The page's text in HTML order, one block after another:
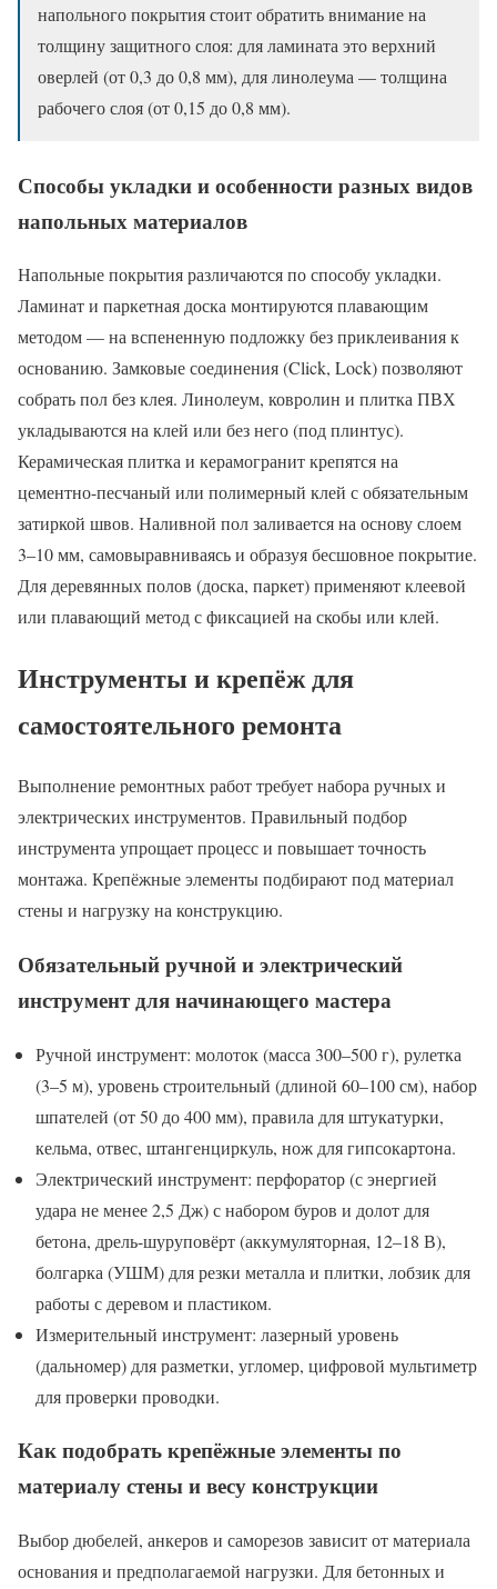
напольного покрытия стоит обратить внимание на
толщину защитного слоя: для ламината это верхний
оверлей (от 0,3 до 0,8 мм), для линолеума — толщина
рабочего слоя (от 0,15 до 0,8 мм).
Способы укладки и особенности разных видов
напольных материалов
Напольные покрытия различаются по способу укладки.
Ламинат и паркетная доска монтируются плавающим
методом — на вспененную подложку без приклеивания к
основанию. Замковые соединения (Click, Lock) позволяют
собрать пол без клея. Линолеум, ковролин и плитка ПВХ
укладываются на клей или без него (под плинтус).
Керамическая плитка и керамогранит крепятся на
цементно-песчаный или полимерный клей с обязательным
затиркой швов. Наливной пол заливается на основу слоем
3–10 мм, самовыравниваясь и образуя бесшовное покрытие.
Для деревянных полов (доска, паркет) применяют клеевой
или плавающий метод с фиксацией на скобы или клей.
Инструменты и крепёж для
самостоятельного ремонта
Выполнение ремонтных работ требует набора ручных и
электрических инструментов. Правильный подбор
инструмента упрощает процесс и повышает точность
монтажа. Крепёжные элементы подбирают под материал
стены и нагрузку на конструкцию.
Обязательный ручной и электрический
инструмент для начинающего мастера
Ручной инструмент: молоток (масса 300–500 г), рулетка
(3–5 м), уровень строительный (длиной 60–100 см), набор
шпателей (от 50 до 400 мм), правила для штукатурки,
кельма, отвес, штангенциркуль, нож для гипсокартона.
Электрический инструмент: перфоратор (с энергией
удара не менее 2,5 Дж) с набором буров и долот для
бетона, дрель-шуруповёрт (аккумуляторная, 12–18 В),
болгарка (УШМ) для резки металла и плитки, лобзик для
работы с деревом и пластиком.
Измерительный инструмент: лазерный уровень
(дальномер) для разметки, угломер, цифровой мультиметр
для проверки проводки.
Как подобрать крепёжные элементы по
материалу стены и весу конструкции
Выбор дюбелей, анкеров и саморезов зависит от материала
основания и предполагаемой нагрузки. Для бетонных и